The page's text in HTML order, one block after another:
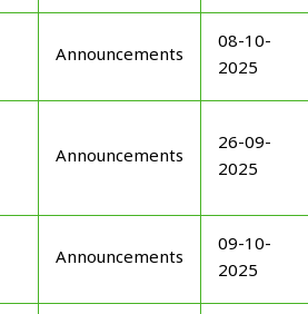
Announcements
08-10-
2025
Announcements
26-09-
2025
Announcements
09-10-
2025